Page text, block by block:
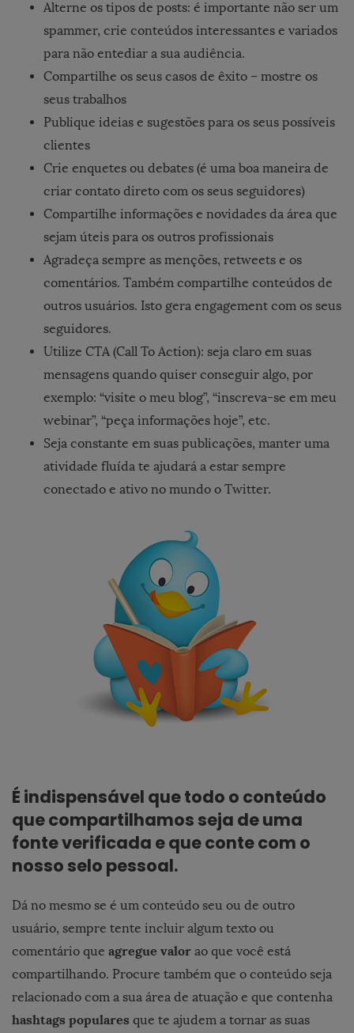
Alterne os tipos de posts: é importante não ser um
spammer, crie conteúdos interessantes e variados
para não entediar a sua audiência.
Compartilhe os seus casos de êxito – mostre os
seus trabalhos
Publique ideias e sugestões para os seus possíveis
clientes
Crie enquetes ou debates (é uma boa maneira de
criar contato direto com os seus seguidores)
Compartilhe informações e novidades da área que
sejam úteis para os outros profissionais
Agradeça sempre as menções, retweets e os
comentários. Também compartilhe conteúdos de
outros usuários. Isto gera engagement com os seus
seguidores.
Utilize CTA (Call To Action): seja claro em suas
mensagens quando quiser conseguir algo, por
exemplo: “visite o meu blog”, “inscreva-se em meu
webinar”, “peça informações hoje”, etc.
Seja constante em suas publicações, manter uma
atividade fluída te ajudará a estar sempre
conectado e ativo no mundo o Twitter.
É indispensável que todo o conteúdo
que compartilhamos seja de uma
fonte verificada e que conte com o
nosso selo pessoal.
Dá no mesmo se é um conteúdo seu ou de outro
usuário, sempre tente incluir algum texto ou
comentário que agregue valor ao que você está
compartilhando. Procure também que o conteúdo seja
relacionado com a sua área de atuação e que contenha
hashtags populares que te ajudem a tornar as suas